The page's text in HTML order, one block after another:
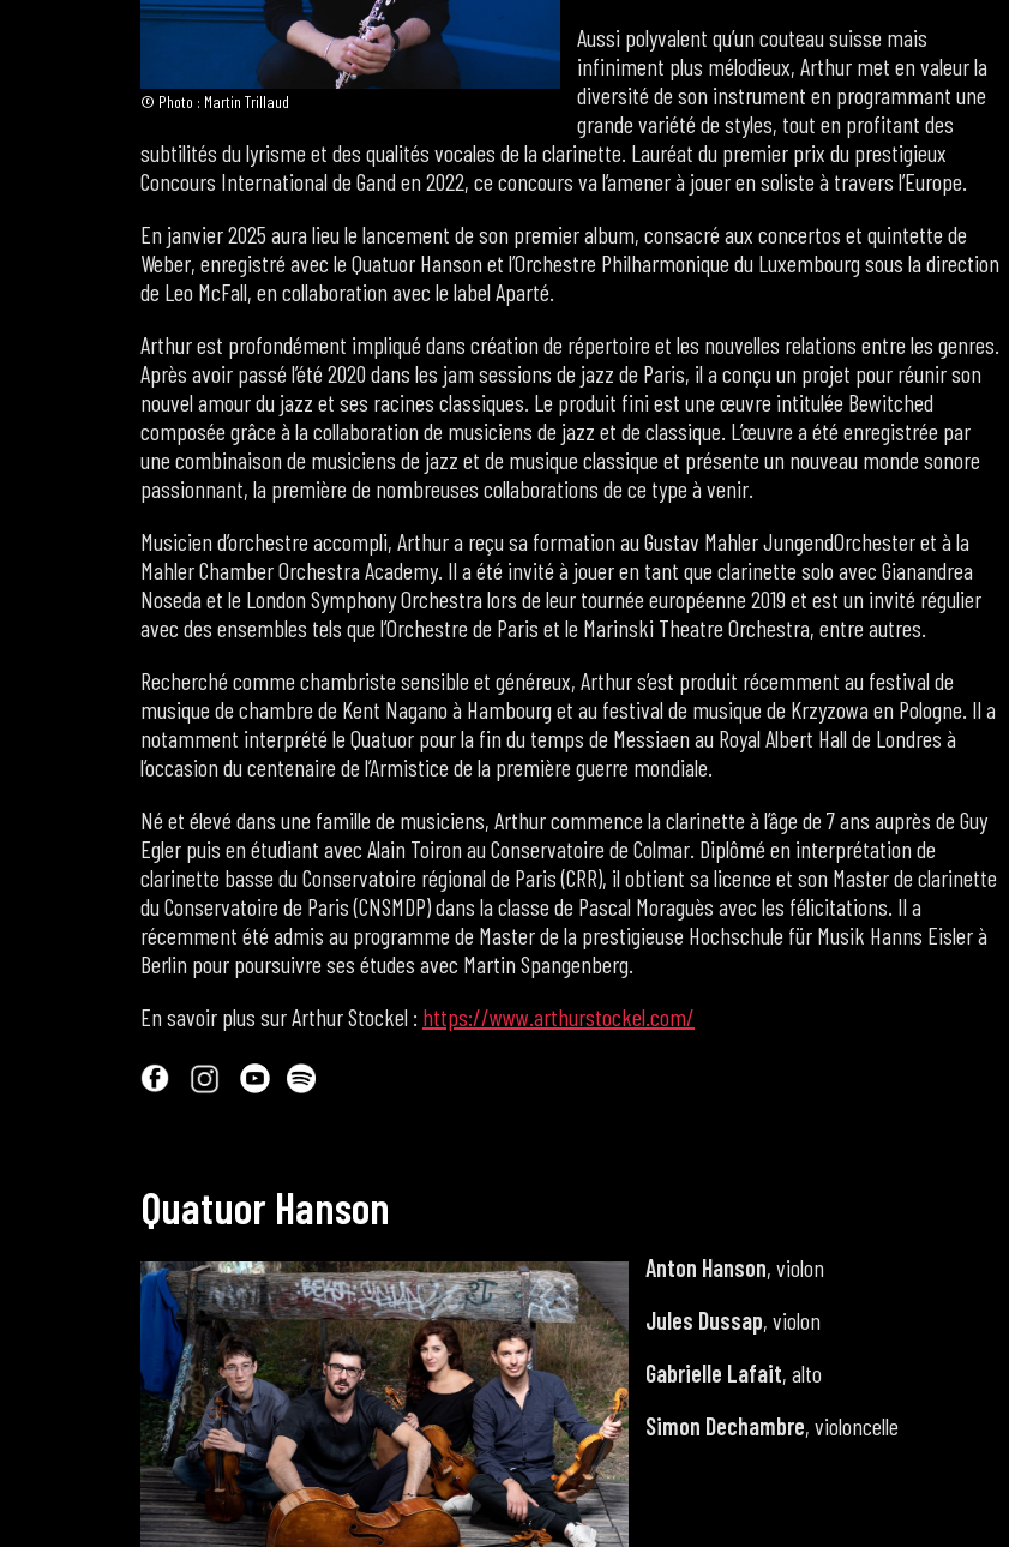
© Photo : Martin Trillaud
Aussi polyvalent qu’un couteau suisse mais
infiniment plus mélodieux, Arthur met en valeur la
diversité de son instrument en programmant une
grande variété de styles, tout en profitant des
subtilités du lyrisme et des qualités vocales de la clarinette. Lauréat du premier prix du prestigieux
Concours International de Gand en 2022, ce concours va l’amener à jouer en soliste à travers l’Europe.
En janvier 2025 aura lieu le lancement de son premier album, consacré aux concertos et quintette de
Weber, enregistré avec le Quatuor Hanson et l’Orchestre Philharmonique du Luxembourg sous la direction
de Leo McFall, en collaboration avec le label Aparté.
Arthur est profondément impliqué dans création de répertoire et les nouvelles relations entre les genres.
Après avoir passé l’été 2020 dans les jam sessions de jazz de Paris, il a conçu un projet pour réunir son
nouvel amour du jazz et ses racines classiques. Le produit fini est une œuvre intitulée Bewitched
composée grâce à la collaboration de musiciens de jazz et de classique. L’œuvre a été enregistrée par
une combinaison de musiciens de jazz et de musique classique et présente un nouveau monde sonore
passionnant, la première de nombreuses collaborations de ce type à venir.
Musicien d’orchestre accompli, Arthur a reçu sa formation au Gustav Mahler JungendOrchester et à la
Mahler Chamber Orchestra Academy. Il a été invité à jouer en tant que clarinette solo avec Gianandrea
Noseda et le London Symphony Orchestra lors de leur tournée européenne 2019 et est un invité régulier
avec des ensembles tels que l’Orchestre de Paris et le Marinski Theatre Orchestra, entre autres.
Recherché comme chambriste sensible et généreux, Arthur s’est produit récemment au festival de
musique de chambre de Kent Nagano à Hambourg et au festival de musique de Krzyzowa en Pologne. Il a
notamment interprété le Quatuor pour la fin du temps de Messiaen au Royal Albert Hall de Londres à
l’occasion du centenaire de l’Armistice de la première guerre mondiale.
Né et élevé dans une famille de musiciens, Arthur commence la clarinette à l’âge de 7 ans auprès de Guy
Egler puis en étudiant avec Alain Toiron au Conservatoire de Colmar. Diplômé en interprétation de
clarinette basse du Conservatoire régional de Paris (CRR), il obtient sa licence et son Master de clarinette
du Conservatoire de Paris (CNSMDP) dans la classe de Pascal Moraguès avec les félicitations. Il a
récemment été admis au programme de Master de la prestigieuse Hochschule für Musik Hanns Eisler à
Berlin pour poursuivre ses études avec Martin Spangenberg.
En savoir plus sur Arthur Stockel : https://www.arthurstockel.com/
Quatuor Hanson
Anton Hanson, violon
Jules Dussap, violon
Gabrielle Lafait, alto
Simon Dechambre, violoncelle